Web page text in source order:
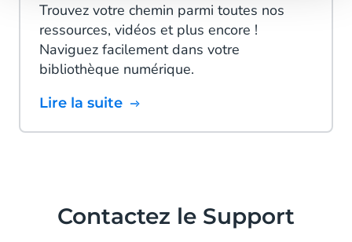
Trouvez votre chemin parmi toutes nos
ressources, vidéos et plus encore !
Naviguez facilement dans votre
bibliothèque numérique.
Lire la suite
Contactez le Support